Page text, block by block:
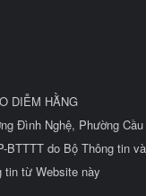
DIỄM HẰNG
Đình Nghệ, Phường
do Bộ Thông tin
tin từ Website này